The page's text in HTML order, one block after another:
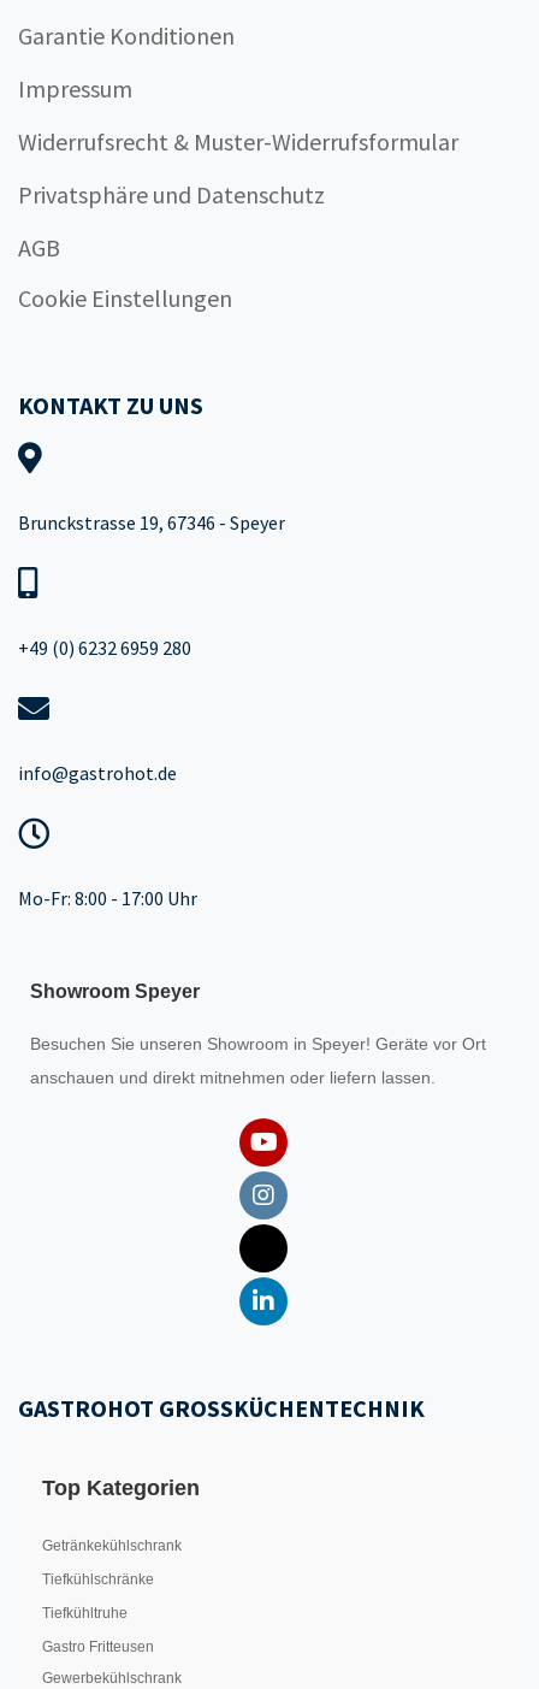
Garantie Konditionen
Impressum
Widerrufsrecht & Muster-Widerrufsformular
Privatsphäre und Datenschutz
AGB
Cookie Einstellungen
KONTAKT ZU UNS
Brunckstrasse 19, 67346 - Speyer
+49 (0) 6232 6959 280
info@gastrohot.de
Mo-Fr: 8:00 - 17:00 Uhr
Showroom Speyer
Besuchen Sie unseren Showroom in Speyer! Geräte vor Ort
anschauen und direkt mitnehmen oder liefern lassen.
GASTROHOT GROSSKÜCHENTECHNIK
Top Kategorien
Getränkekühlschrank
Tiefkühlschränke
Tiefkühltruhe
Gastro Fritteusen
Gewerbekühlschrank